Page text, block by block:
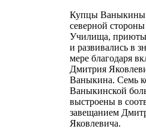
Купцы Ваныкины
северной
Училища, приюты
и развивались в
мере благодаря
Дмитрия
Ваныкина. Семь
Ваныкинской
выстроены в
завещанием
Яковлевича.